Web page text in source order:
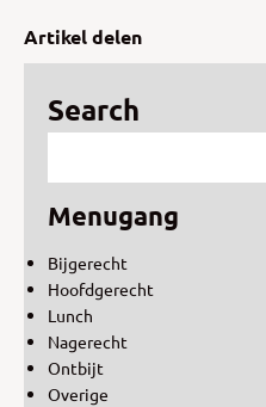
Artikel delen
Search
Menugang
Bijgerecht
Hoofdgerecht
Lunch
Nagerecht
Ontbijt
Overige